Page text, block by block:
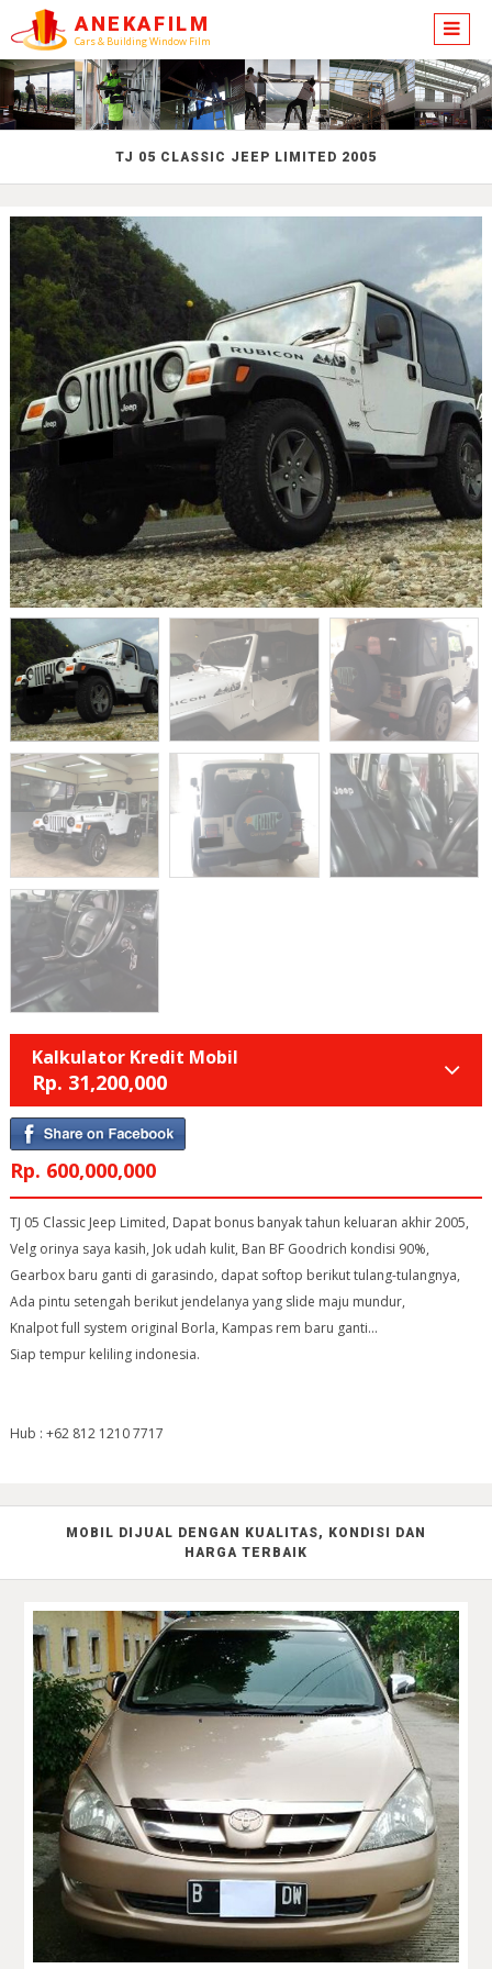
ANEKAFILM
Cars & Building Window Film
TJ 05 CLASSIC JEEP LIMITED 2005
Kalkulator Kredit Mobil
Rp. 31,200,000
Rp. 600,000,000
TJ 05 Classic Jeep Limited, Dapat bonus banyak tahun keluaran akhir 2005,
Velg orinya saya kasih, Jok udah kulit, Ban BF Goodrich kondisi 90%,
Gearbox baru ganti di garasindo, dapat softop berikut tulang-tulangnya,
Ada pintu setengah berikut jendelanya yang slide maju mundur,
Knalpot full system original Borla, Kampas rem baru ganti...
Siap tempur keliling indonesia.
Hub : +62 812 1210 7717
MOBIL DIJUAL DENGAN KUALITAS, KONDISI DAN
HARGA TERBAIK